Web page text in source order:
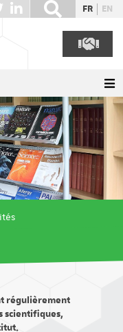
FR EN
régulièrement
scientifiques,